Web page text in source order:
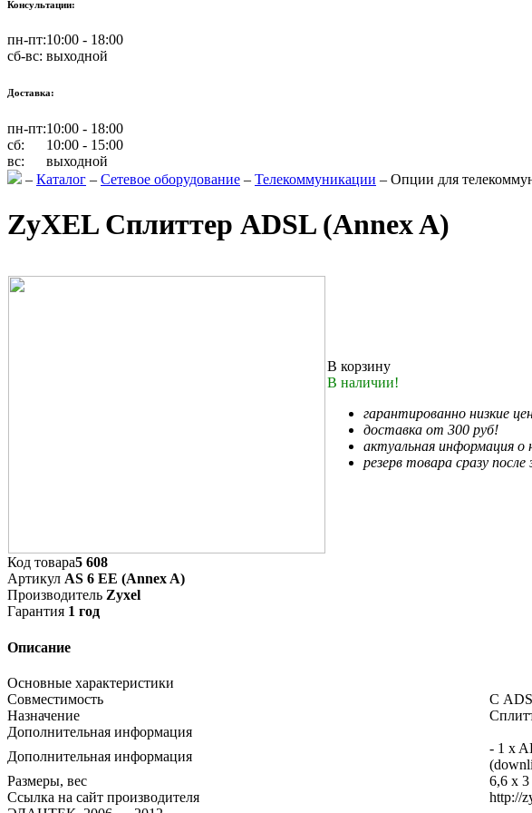
Консультации:
пн-пт:10:00 - 18:00
сб-вс: выходной
Доставка:
пн-пт:10:00 - 18:00
сб:
10:00 - 15:00
вс:
выходной
– Каталог – Сетевое оборудование – Телекоммуникации – Опции для
ZyXEL Сплиттер ADSL (Annex A)
В корзину
В наличии!
гарантированно низкие
доставка от 300 руб!
актуальная информация о
резерв товара сразу
Код товара5 608
Артикул AS 6 EE (Annex A)
Производитель Zyxel
Гарантия 1 год
Описание
Основные характеристики
Совместимость
С
Назначение
Дополнительная информация
Дополнительная информация
- 1 x
Размеры, вес
6,6 x
Ссылка на сайт производителя
http://